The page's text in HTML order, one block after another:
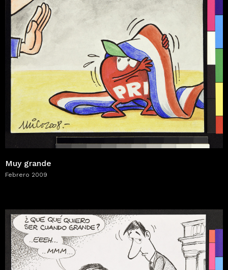
Muy grande
Febrero 2009